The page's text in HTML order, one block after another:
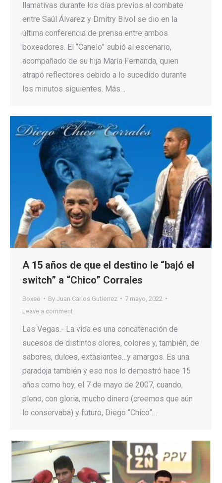
llamativas durante los días previos al combate
entre Saúl Álvarez y Dmitry Bivol se dio en la
última conferencia de prensa entre ambos
boxeadores. El “Canelo” subió al escenario,
acompañado de su hija María Fernanda, quien
atrapó reflectores debido a lo sucedido durante
los minutos siguientes. Más…
A 15 años de que el destino le “bajó el
switch” a “Chico” Corrales
Boxeo By Juan Carlos Gutierrez
7 mayo, 2022
Leave a comment
Las Vegas.- La vida es una concatenación de
sucesos de distintos olores, colores y, también, de
sabores, dulces, extasiantes…y amargos. Es una
paradoja también y eso nos lo demostró hace 15
años como hoy, el 7 de mayo de 2007, cuando,
pleno, con gloria, mucho dinero (creemos que aún
lo conservaba) y futuro, Diego “Chico”…